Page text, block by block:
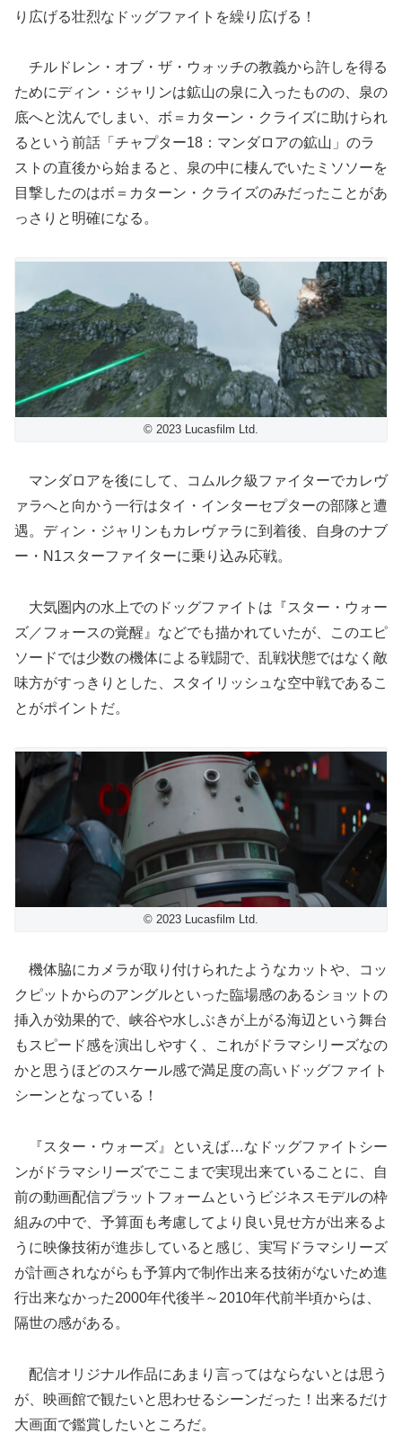
り広げる壮烈なドッグファイトを繰り広げる！
チルドレン・オブ・ザ・ウォッチの教義から許しを得る
ためにディン・ジャリンは鉱山の泉に入ったものの、泉の
底へと沈んでしまい、ボ＝カターン・クライズに助けられ
るという前話「チャプター18：マンダロアの鉱山」のラ
ストの直後から始まると、泉の中に棲んでいたミソソーを
目撃したのはボ＝カターン・クライズのみだったことがあ
っさりと明確になる。
© 2023 Lucasfilm Ltd.
マンダロアを後にして、コムルク級ファイターでカレヴ
ァラへと向かう一行はタイ・インターセプターの部隊と遭
遇。ディン・ジャリンもカレヴァラに到着後、自身のナブ
ー・N1スターファイターに乗り込み応戦。
大気圏内の水上でのドッグファイトは『スター・ウォー
ズ／フォースの覚醒』などでも描かれていたが、このエピ
ソードでは少数の機体による戦闘で、乱戦状態ではなく敵
味方がすっきりとした、スタイリッシュな空中戦であるこ
とがポイントだ。
© 2023 Lucasfilm Ltd.
機体脇にカメラが取り付けられたようなカットや、コッ
クピットからのアングルといった臨場感のあるショットの
挿入が効果的で、峡谷や水しぶきが上がる海辺という舞台
もスピード感を演出しやすく、これがドラマシリーズなの
かと思うほどのスケール感で満足度の高いドッグファイト
シーンとなっている！
『スター・ウォーズ』といえば…なドッグファイトシー
ンがドラマシリーズでここまで実現出来ていることに、自
前の動画配信プラットフォームというビジネスモデルの枠
組みの中で、予算面も考慮してより良い見せ方が出来るよ
うに映像技術が進歩していると感じ、実写ドラマシリーズ
が計画されながらも予算内で制作出来る技術がないため進
行出来なかった2000年代後半～2010年代前半頃からは、
隔世の感がある。
配信オリジナル作品にあまり言ってはならないとは思う
が、映画館で観たいと思わせるシーンだった！出来るだけ
大画面で鑑賞したいところだ。